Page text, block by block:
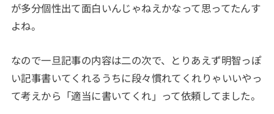
が多分個性出て面白いんじゃねえかなって思ってたんす
よね。
なので一旦記事の内容は二の次で、とりあえず明智っぽ
い記事書いてくれるうちに段々慣れてくれりゃいいやっ
て考えから「適当に書いてくれ」って依頼してました。